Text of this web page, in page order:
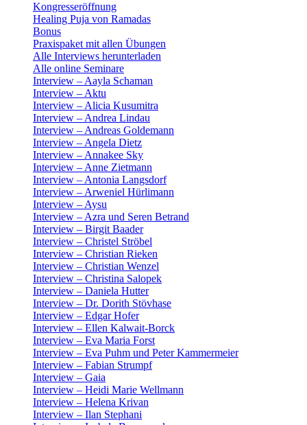
Kongresseröffnung
Healing Puja von Ramadas
Bonus
Praxispaket mit allen Übungen
Alle Interviews herunterladen
Alle online Seminare
Interview – Aayla Schaman
Interview – Aktu
Interview – Alicia Kusumitra
Interview – Andrea Lindau
Interview – Andreas Goldemann
Interview – Angela Dietz
Interview – Annakee Sky
Interview – Anne Zietmann
Interview – Antonia Langsdorf
Interview – Arweniel Hürlimann
Interview – Aysu
Interview – Azra und Seren Betrand
Interview – Birgit Baader
Interview – Christel Ströbel
Interview – Christian Rieken
Interview – Christian Wenzel
Interview – Christina Salopek
Interview – Daniela Hutter
Interview – Dr. Dorith Stövhase
Interview – Edgar Hofer
Interview – Ellen Kalwait-Borck
Interview – Eva Maria Forst
Interview – Eva Puhm und Peter Kammermeier
Interview – Fabian Strumpf
Interview – Gaia
Interview – Heidi Marie Wellmann
Interview – Helena Krivan
Interview – Ilan Stephani